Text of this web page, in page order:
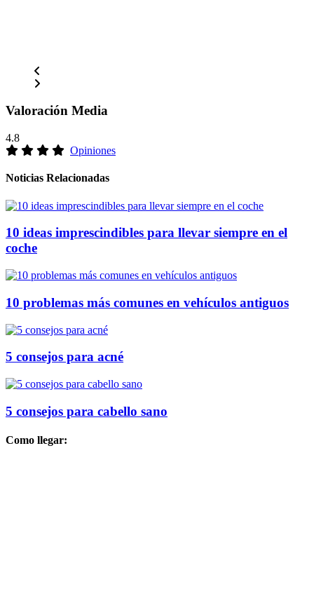
Valoración Media
4.8
Opiniones
Noticias Relacionadas
10 ideas imprescindibles para llevar siempre en el
coche
10 problemas más comunes en vehículos antiguos
5 consejos para acné
5 consejos para cabello sano
Como llegar: